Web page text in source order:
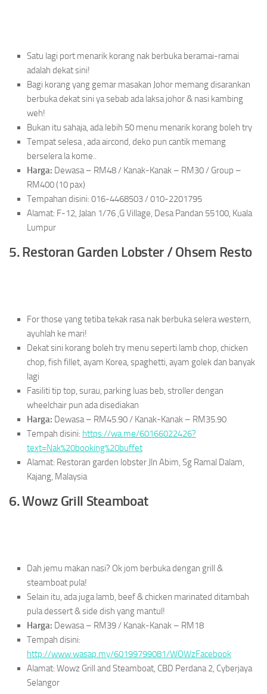
Satu lagi port menarik korang nak berbuka beramai-ramai
adalah dekat sini!
Bagi korang yang gemar masakan Johor memang disarankan
berbuka dekat sini ya sebab ada laksa johor & nasi kambing
weh!
Bukan itu sahaja, ada lebih 50 menu menarik korang boleh try
Tempat selesa , ada aircond, deko pun cantik memang
berselera la kome..
Harga: Dewasa – RM48 / Kanak-Kanak – RM30 / Group –
RM400 (10 pax)
Tempahan disini: 016-4468503 / 010-2201795
Alamat: F-12, Jalan 1/76 ,G Village, Desa Pandan 55100, Kuala
Lumpur
5. Restoran Garden Lobster / Ohsem Resto
For those yang tetiba tekak rasa nak berbuka selera western,
ayuhlah ke mari!
Dekat sini korang boleh try menu seperti lamb chop, chicken
chop, fish fillet, ayam Korea, spaghetti, ayam golek dan banyak
lagi
Fasiliti tip top, surau, parking luas beb, stroller dengan
wheelchair pun ada disediakan
Harga: Dewasa – RM45.90 / Kanak-Kanak – RM35.90
Tempah disini: https://wa.me/60166022426?
text=Nak%20booking%20buffet
Alamat: Restoran garden lobster Jln Abim, Sg Ramal Dalam,
Kajang, Malaysia
6. Wowz Grill Steamboat
Dah jemu makan nasi? Ok jom berbuka dengan grill &
steamboat pula!
Selain itu, ada juga lamb, beef & chicken marinated ditambah
pula dessert & side dish yang mantul!
Harga: Dewasa – RM39 / Kanak-Kanak – RM18
Tempah disini:
http://www.wasap.my/60199799081/WOWzFacebook
Alamat: Wowz Grill and Steamboat, CBD Perdana 2, Cyberjaya
Selangor